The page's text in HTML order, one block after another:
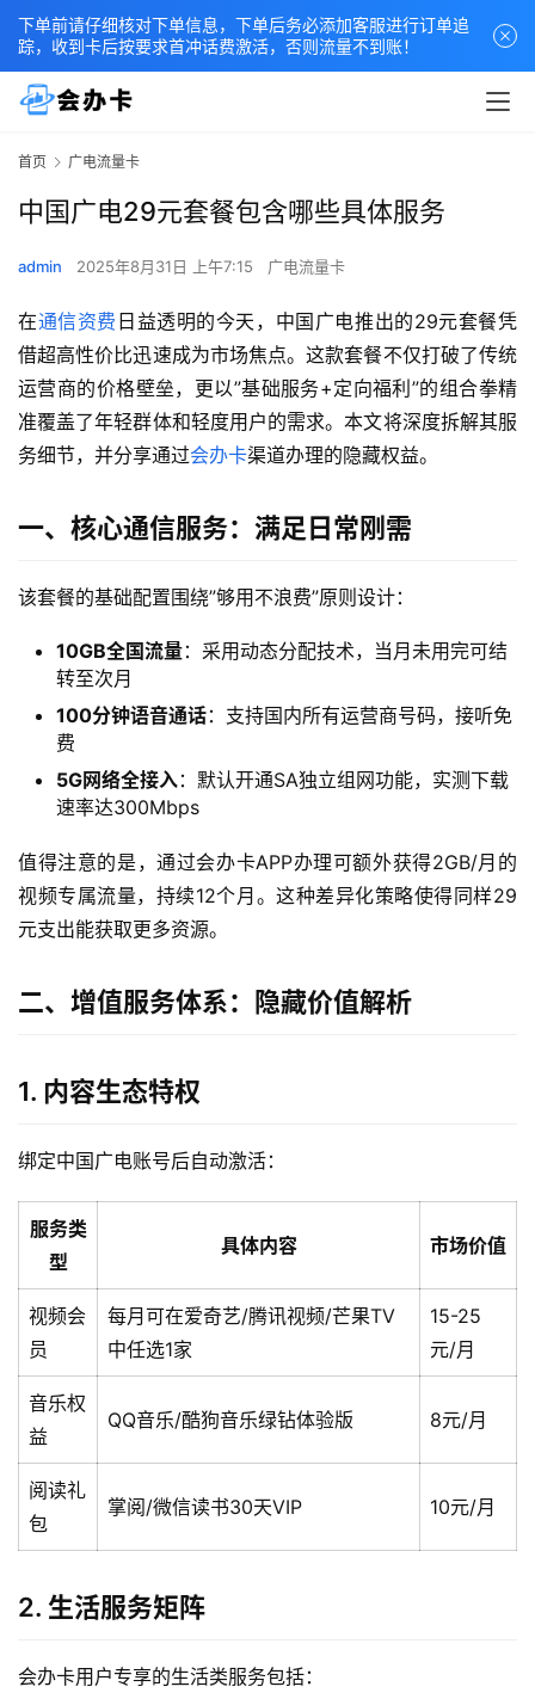
首页 广电流量卡
中国广电29元套餐包含哪些具体服务
admin 2025年8月31日 上午7:15 广电流量卡
在通信资费 日益透明的今天，中国广电推出的29元套餐凭
借超高性价比迅速成为市场焦点。这款套餐不仅打破了传统
运营商的价格壁垒，更以”基础服务+定向福利”的组合拳精
准覆盖了年轻群体和轻度用户的需求。本文将深度拆解其服
务细节，并分享通过会办卡渠道办理的隐藏权益。
一、核心通信服务：满足日常刚需
该套餐的基础配置围绕”够用不浪费”原则设计：
10GB全国流量：采用动态分配技术，当月未用完可结
转至次月
100分钟语音通话：支持国内所有运营商号码，接听免
费
5G网络全接入：默认开通SA独立组网功能，实测下载
速率达300Mbps
值得注意的是，通过会办卡APP办理可额外获得2GB/月的
视频专属流量，持续12个月。这种差异化策略使得同样29
元支出能获取更多资源。
二、增值服务体系：隐藏价值解析
1. 内容生态特权
绑定中国广电账号后自动激活：
服务类
型
具体内容 市场价值
视频会
员
每月可在爱奇艺/腾讯视频/芒果TV
中任选1家
15-25
元/月
音乐权
益
QQ音乐/酷狗音乐绿钻体验版 8元/月
阅读礼
包
掌阅/微信读书30天VIP 10元/月
2. 生活服务矩阵
会办卡用户专享的生活类服务包括：
下单前请仔细核对下单信息，下单后务必添加客服进行订单追
踪，收到卡后按要求首冲话费激活，否则流量不到账！